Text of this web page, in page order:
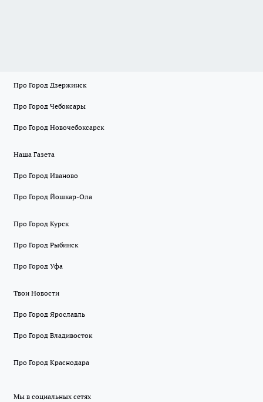
Про Город Дзержинск
Про Город Чебоксары
Про Город Новочебоксарск
Наша Газета
Про Город Иваново
Про Город Йошкар-Ола
Про Город Курск
Про Город Рыбинск
Про Город Уфа
Твои Новости
Про Город Ярославль
Про Город Владивосток
Про Город Краснодара
Мы в социальных сетях